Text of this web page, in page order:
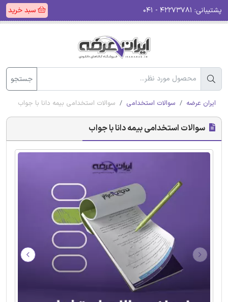
پشتیبانی: سبد خرید
جستجو
ایران عرضه سوالات استخدامی سوالات استخدامی بیمه دانا با جواب
سوالات استخدامی بیمه دانا با جواب